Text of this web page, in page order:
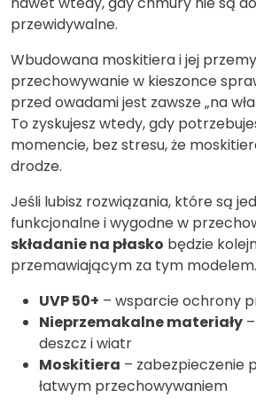
przewidywalne.
Wbudowana moskitiera i jej
przechowywanie w kieszonce
przed owadami jest zawsze „na
To zyskujesz wtedy, gdy
momencie, bez stresu, że
drodze.
Jeśli lubisz rozwiązania, które są
funkcjonalne i wygodne w
składanie na płasko będzie
przemawiającym za tym modelem.
UVP 50+ – wsparcie ochrony
Nieprzemakalne materiały
deszcz i wiatr
Moskitiera – zabezpieczenie
łatwym przechowywaniem